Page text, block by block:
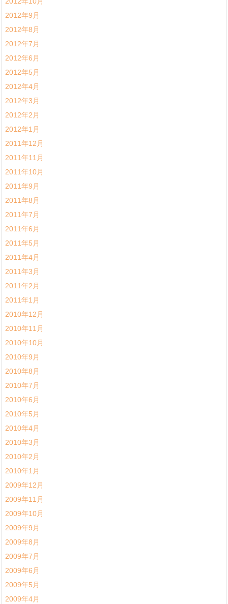
2012年9月
2012年8月
2012年7月
2012年6月
2012年5月
2012年4月
2012年3月
2012年2月
2012年1月
2011年12月
2011年11月
2011年10月
2011年9月
2011年8月
2011年7月
2011年6月
2011年5月
2011年4月
2011年3月
2011年2月
2011年1月
2010年12月
2010年11月
2010年10月
2010年9月
2010年8月
2010年7月
2010年6月
2010年5月
2010年4月
2010年3月
2010年2月
2010年1月
2009年12月
2009年11月
2009年10月
2009年9月
2009年8月
2009年7月
2009年6月
2009年5月
2009年4月